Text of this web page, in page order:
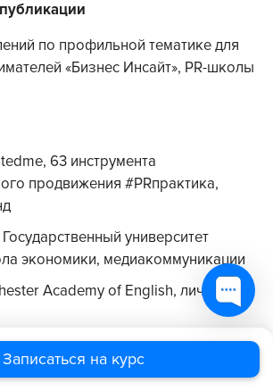
Записаться на курс
по профильной тематике для
«Бизнес Инсайт», PR-школы
63 инструмента
продвижения #PRпрактика,
университет
экономики, медиакоммуникации
Academy of English, личный
государственный
имени М. В. Ломоносова,